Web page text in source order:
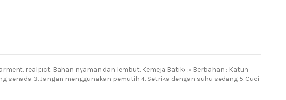
realpict. Bahan nyaman dan lembut. Kemeja Batik• :• Berbahan : Katun
senada 3. Jangan menggunakan pemutih 4. Setrika dengan suhu sedang 5. Cuci